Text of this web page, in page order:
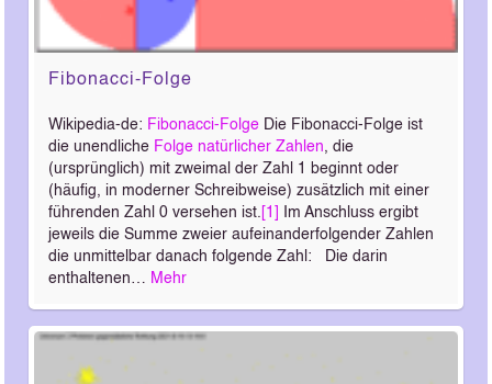
Fibonacci-Folge
Wikipedia-de: Fibonacci-Folge Die Fibonacci-Folge ist
die unendliche Folge natürlicher Zahlen, die
(ursprünglich) mit zweimal der Zahl 1 beginnt oder
(häufig, in moderner Schreibweise) zusätzlich mit einer
führenden Zahl 0 versehen ist. [1]
Im Anschluss ergibt
jeweils die Summe zweier aufeinanderfolgender Zahlen
die unmittelbar danach folgende Zahl:
Die darin
enthaltenen… Mehr